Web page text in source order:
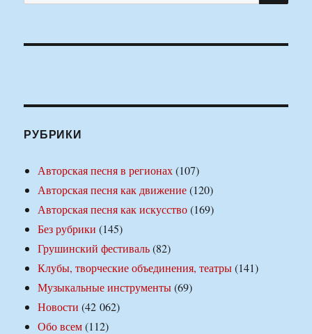
РУБРИКИ
Авторская песня в регионах(107)
Авторская песня как движение(120)
Авторская песня как искусство(169)
Без рубрики (145)
Грушинский фестиваль(82)
Клубы, творческие объединения, театры(141)
Музыкальные инструменты(69)
Новости (42 062)
Обо всем(112)